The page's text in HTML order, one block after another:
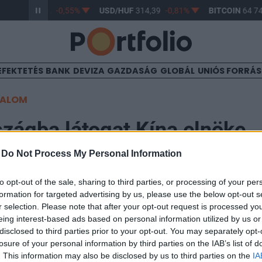
Do Not Process My Personal Information
opt-out of the sale, sharing to third parties, or processing of your
for targeted advertising by us, please use the below opt-out
selection. Please note that after your opt-out request is processed
interest-based ads based on personal information utilized by us
to third parties prior to your opt-out. You may separately
of your personal information by third parties on the IAB’s list of
This information may also be disclosed by us to third parties on the
363,42 -0,55% USD/HUF 314,39 -0,81% BITCOIN64
BANK DEVIZA GAZDASÁG GLOBÁL UNIÓS
látogat Kína elnöke
látogat Hszi Csin-ping, Kína elnöke –
március 20 és 22 közt tartózkodik majd Oroszországban, ez